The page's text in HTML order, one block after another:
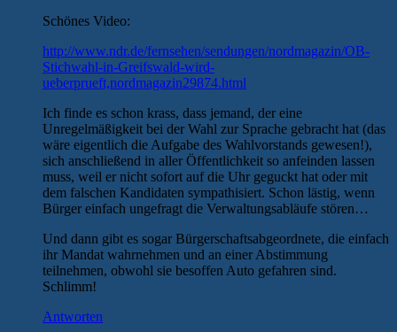
Schönes Video:
http://www.ndr.de/fernsehen/sendungen/nordmagazin/OB-
Stichwahl-in-Greifswald-wird-
ueberprueft,nordmagazin29874.html
Ich finde es schon krass, dass jemand, der eine
Unregelmäßigkeit bei der Wahl zur Sprache gebracht hat (das
wäre eigentlich die Aufgabe des Wahlvorstands gewesen!),
sich anschließend in aller Öffentlichkeit so anfeinden lassen
muss, weil er nicht sofort auf die Uhr geguckt hat oder mit
dem falschen Kandidaten sympathisiert. Schon lästig, wenn
Bürger einfach ungefragt die Verwaltungsabläufe stören…
Und dann gibt es sogar Bürgerschaftsabgeordnete, die einfach
ihr Mandat wahrnehmen und an einer Abstimmung
teilnehmen, obwohl sie besoffen Auto gefahren sind.
Schlimm!
Antworten